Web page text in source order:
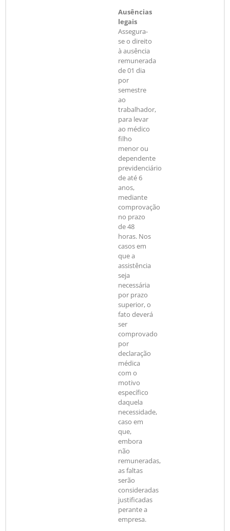
Ausências
legais
Assegura-
se o direito
à ausência
remunerada
de 01 dia
por
semestre
ao
trabalhador,
para levar
ao médico
filho
menor ou
dependente
previdenciário
de até 6
anos,
mediante
comprovação
no prazo
de 48
horas. Nos
casos em
que a
assistência
seja
necessária
por prazo
superior, o
fato deverá
ser
comprovado
por
declaração
médica
com o
motivo
específico
daquela
necessidade,
caso em
que,
embora
não
remuneradas,
as faltas
serão
consideradas
justificadas
perante a
empresa.